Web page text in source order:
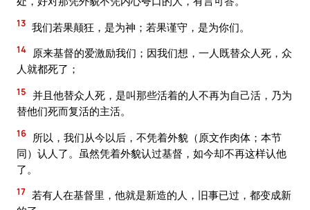
13 我们若果颠狂，是为神；若果谨守，是为你们。
14 原来基督的爱激励我们；因我们想，一人既替众人死，众
人就都死了；
15 并且他替众人死，是叫那些活着的人不再为自己活，乃为
替他们死而复活的主活。
16
所以，我们从今以后，不凭着外貌（原文作肉体；本节
同）认人了。虽然凭着外貌认过基督，如今却不再这样认他
了。
17 若有人在基督里，他就是新造的人，旧事已过，都变成新